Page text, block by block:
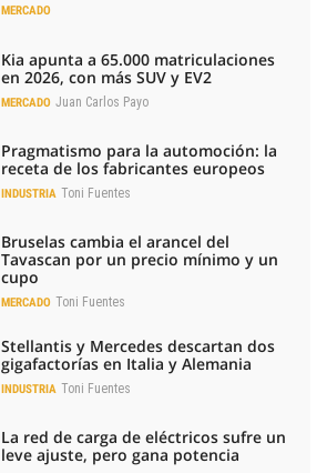
MERCADO
Kia apunta a 65.000 matriculaciones
en 2026, con más SUV y EV2
MERCADO Juan Carlos Payo
Pragmatismo para la automoción: la
receta de los fabricantes europeos
INDUSTRIA Toni Fuentes
Bruselas cambia el arancel del
Tavascan por un precio mínimo y un
cupo
MERCADO Toni Fuentes
Stellantis y Mercedes descartan dos
gigafactorías en Italia y Alemania
INDUSTRIA Toni Fuentes
La red de carga de eléctricos sufre un
leve ajuste, pero gana potencia